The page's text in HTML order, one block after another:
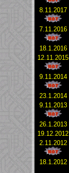
8.11.2017
7.11.2016
18.1.2016
12.11.2015
9.11.2014
23.1.2014
9.11.2013
26.1.2013
19.12.2012
2.11.2012
18.1.2012